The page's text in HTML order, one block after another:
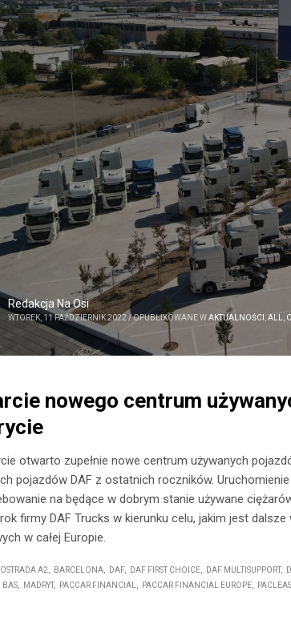
Redakcja Na Osi
WTOREK, 11 PAŹDZIERNIK 2022/OPUBLIKOWANE WAKTUALNOŚCI ,ALL,
nowego centrum
otwarto zupełnie nowe centrum używanych
pojazdów DAF z ostatnich roczników.
na będące w dobrym stanie używane
firmy DAF Trucks w kierunku celu, jakim jest
w całej Europie.
A2 BARCELONA DAF DAF FIRST CHOICE DAF MULTISUPPORT
BAS
MADRYT PACCAR FINANCIAL PACCAR FINANCIAL EUROPE